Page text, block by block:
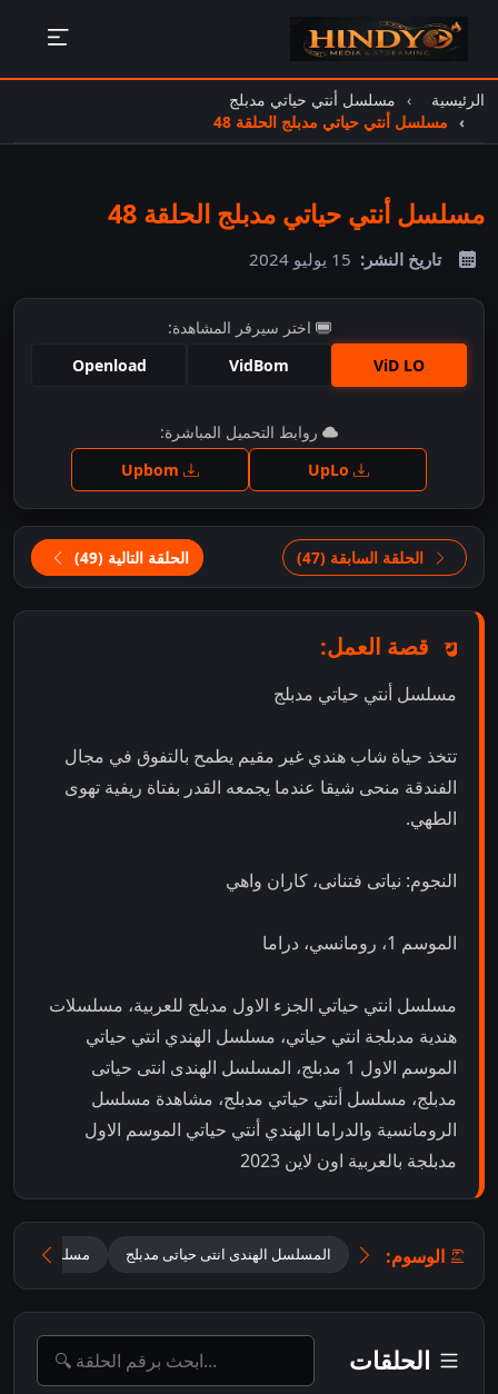
الرئيسية
مسلسل أنتي حياتي مدبلج
مسلسل أنتي حياتي مدبلج الحلقة 48
مسلسل أنتي حياتي مدبلج الحلقة 48
تاريخ النشر: 15 يوليو 2024
اختر سيرفر المشاهدة:
ViD LO
VidBom
Openload
اضغط للمشاهدة
روابط التحميل المباشرة:
الحلقة السابقة (47) الحلقة التالية (49)
قصة العمل:
مسلسل أنتي حياتي مدبلج
تتخذ حياة شاب هندي غير مقيم يطمح بالتفوق في مجال
الفندقة منحى شيقا عندما يجمعه القدر بفتاة ريفية تهوى
الطهي.
النجوم: نياتى فتنانى، كاران واهي
الموسم 1، رومانسي، دراما
مسلسل انتي حياتي الجزء الاول مدبلج للعربية، مسلسلات
هندية مدبلجة انتي حياتي، مسلسل الهندي انتي حياتي
الموسم الاول 1 مدبلج، المسلسل الهندى انتى حياتى
مدبلج، مسلسل أنتي حياتي مدبلج، مشاهدة مسلسل
الرومانسية والدراما الهندي أنتي حياتي الموسم الاول
مدبلجة بالعربية اون لاين 2023
الوسوم: المسلسل الهندى انتى حياتى مدبلج مسلسل أنتي
الحلقات